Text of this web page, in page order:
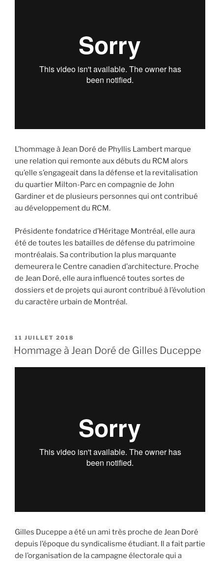
L’hommage à Jean Doré de Phyllis Lambert marque
une relation qui remonte aux débuts du RCM alors
qu’elle s’engageait dans la défense et la revitalisation
du quartier Milton-Parc en compagnie de John
Gardiner et de plusieurs personnes qui ont contribué
au développement du RCM.
Présidente fondatrice d’Héritage Montréal, elle aura
été de toutes les batailles de défense du patrimoine
montréalais. Sa contribution la plus marquante
demeurera le Centre canadien d’architecture. Proche
de Jean Doré, elle aura influencé toutes sortes de
dossiers et de projets qui auront contribué à l’évolution
du caractère urbain de Montréal.
PUBLIÉ
LE
11 JUILLET 2018
Hommage à Jean Doré de Gilles Duceppe
Gilles Duceppe a été un ami très proche de Jean Doré
depuis l’époque du syndicalisme étudiant. Il a fait partie
de l’organisation de la campagne électorale qui a